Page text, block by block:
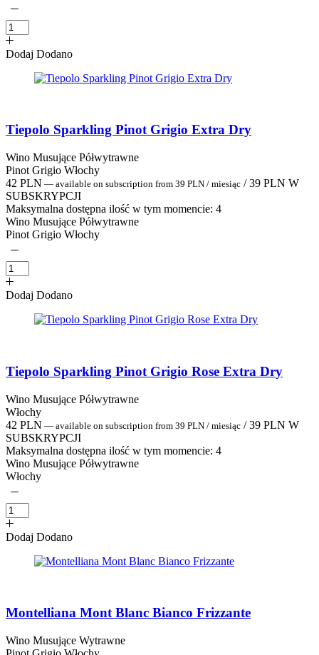
Dodaj Dodano
Tiepolo Sparkling Pinot Grigio Extra Dry
Wino Musujące Półwytrawne
Pinot Grigio Włochy
42 PLN — available on subscription from 39 PLN / miesiąc / 39 PLN W
SUBSKRYPCJI
Maksymalna dostępna ilość w tym momencie: 4
Wino Musujące Półwytrawne
Pinot Grigio Włochy
Dodaj Dodano
Tiepolo Sparkling Pinot Grigio Rose Extra Dry
Wino Musujące Półwytrawne
Włochy
42 PLN — available on subscription from 39 PLN / miesiąc / 39 PLN W
SUBSKRYPCJI
Maksymalna dostępna ilość w tym momencie: 4
Wino Musujące Półwytrawne
Włochy
Dodaj Dodano
Montelliana Mont Blanc Bianco Frizzante
Wino Musujące Wytrawne